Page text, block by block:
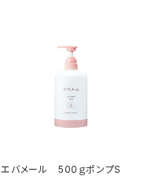
エバメール 500ｇポンプS